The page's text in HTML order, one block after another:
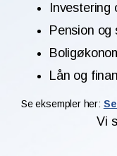
Investering
Pension og
Lån og
Se eksempler her:
Vi